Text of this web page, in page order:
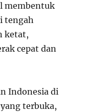
membentuk
tengah
ketat,
cepat dan
Indonesia di
terbuka,